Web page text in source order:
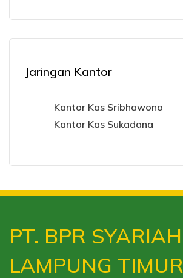
Jaringan Kantor
Kantor Kas Sribhawono
Kantor Kas Sukadana
PT. BPR SYARIAH
LAMPUNG TIMUR